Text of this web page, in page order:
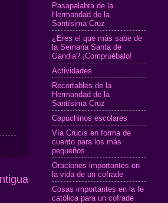
Pasapalabra de la
Hermandad de la
Santísima Cruz
¿Eres el que más sabe de
la Semana Santa de
Gandia? ¡Compruébalo!
Actividades
Recortables de la
Hermandad de la
Santísima Cruz
Capuchinos escolares
Vía Crucis en forma de
cuento para los más
pequeños
Oraciones importantes en
la vida de un cofrade
Cosas importantes en la fe
católica para un cofrade